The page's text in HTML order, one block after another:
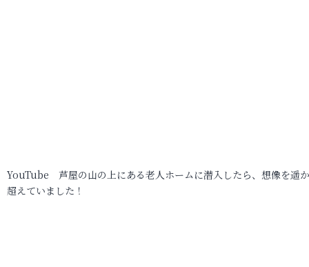
YouTube 芦屋の山の上にある老人ホームに潜入したら、想像を遥
超えていました！